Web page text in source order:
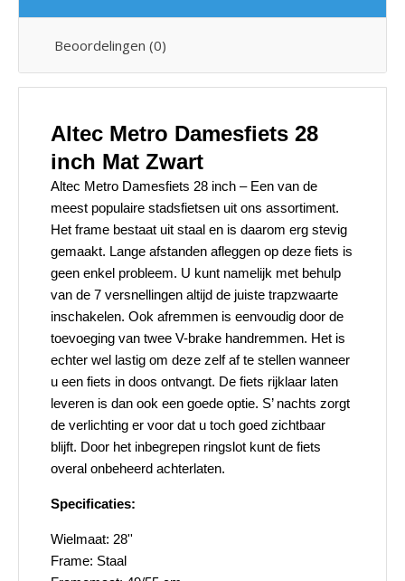
Beoordelingen (0)
Altec Metro Damesfiets 28
inch Mat Zwart
Altec Metro Damesfiets 28 inch – Een van de
meest populaire stadsfietsen uit ons assortiment.
Het frame bestaat uit staal en is daarom erg stevig
gemaakt. Lange afstanden afleggen op deze fiets is
geen enkel probleem. U kunt namelijk met behulp
van de 7 versnellingen altijd de juiste trapzwaarte
inschakelen. Ook afremmen is eenvoudig door de
toevoeging van twee V-brake handremmen. Het is
echter wel lastig om deze zelf af te stellen wanneer
u een fiets in doos ontvangt. De fiets rijklaar laten
leveren is dan ook een goede optie. S’ nachts zorgt
de verlichting er voor dat u toch goed zichtbaar
blijft. Door het inbegrepen ringslot kunt de fiets
overal onbeheerd achterlaten.
Specificaties:
Wielmaat: 28''
Frame: Staal